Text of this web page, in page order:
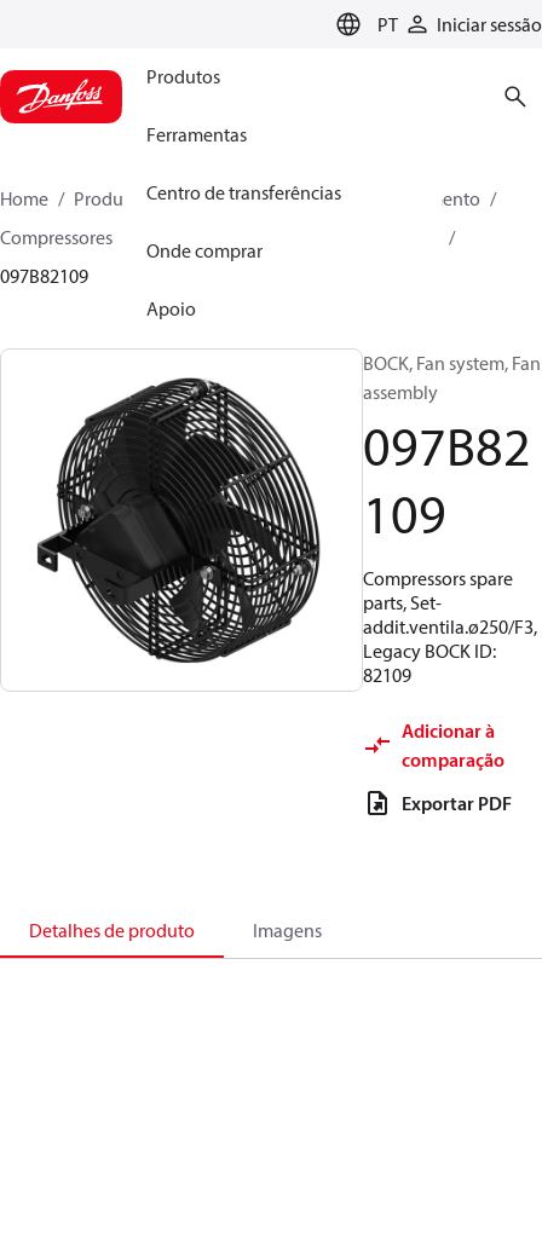
PT Iniciar sessão
Produtos
Ferramentas
Centro de transferências
Onde comprar
Apoio
Home Produtos
Soluções climáticas para aquecimento
Compressores
097B82109
BOCK, Fan system, Fan
assembly
097B82
109
Compressors spare
parts, Set-
addit.ventila.ø250/F3,
Legacy BOCK ID:
82109
Adicionar à
comparação
Exportar PDF
Detalhes de produto Imagens